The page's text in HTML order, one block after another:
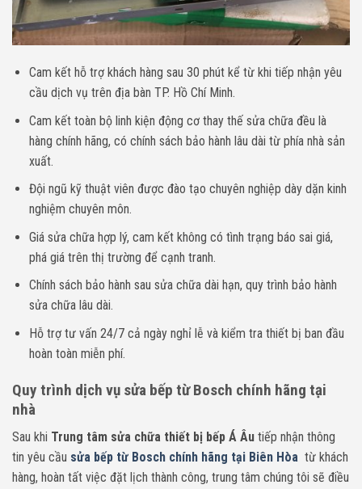
Cam kết hỗ trợ khách hàng sau 30 phút kể từ khi tiếp nhận yêu
cầu dịch vụ trên địa bàn TP. Hồ Chí Minh.
Cam kết toàn bộ linh kiện động cơ thay thế sửa chữa đều là
hàng chính hãng, có chính sách bảo hành lâu dài từ phía nhà sản
xuất.
Đội ngũ kỹ thuật viên được đào tạo chuyên nghiệp dày dặn kinh
nghiệm chuyên môn.
Giá sửa chữa hợp lý, cam kết không có tình trạng báo sai giá,
phá giá trên thị trường để cạnh tranh.
Chính sách bảo hành sau sửa chữa dài hạn, quy trình bảo hành
sửa chữa lâu dài.
Hỗ trợ tư vấn 24/7 cả ngày nghỉ lễ và kiểm tra thiết bị ban đầu
hoàn toàn miễn phí.
Quy trình dịch vụ sửa bếp từ Bosch chính hãng tại
nhà
Sau khi Trung tâm sửa chữa thiết bị bếp Á Âu tiếp nhận thông
tin yêu cầu sửa bếp từ Bosch chính hãng tại Biên Hòa từ khách
hàng, hoàn tất việc đặt lịch thành công, trung tâm chúng tôi sẽ điều